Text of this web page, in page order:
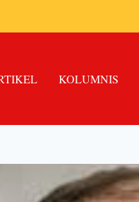
KOLUMNIS